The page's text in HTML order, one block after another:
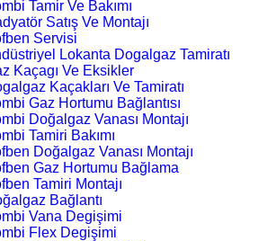
Tamir Ve Bakımı
Satış Ve Montajı
Servisi
Lokanta Dogalgaz Tamiratı
Kaçagı Ve Eksikler
Kaçakları Ve Tamiratı
Gaz Hortumu Bağlantısı
Doğalgaz Vanası Montajı
Tamiri Bakımı
Doğalgaz Vanası Montajı
Gaz Hortumu Bağlama
Tamiri Montajı
Bağlantı
Vana Degişimi
Flex Degişimi